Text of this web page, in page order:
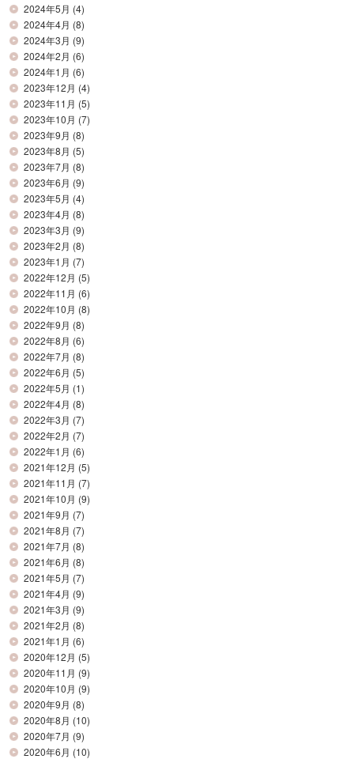
2024年5月 (4)
2024年4月 (8)
2024年3月 (9)
2024年2月 (6)
2024年1月 (6)
2023年12月 (4)
2023年11月 (5)
2023年10月 (7)
2023年9月 (8)
2023年8月 (5)
2023年7月 (8)
2023年6月 (9)
2023年5月 (4)
2023年4月 (8)
2023年3月 (9)
2023年2月 (8)
2023年1月 (7)
2022年12月 (5)
2022年11月 (6)
2022年10月 (8)
2022年9月 (8)
2022年8月 (6)
2022年7月 (8)
2022年6月 (5)
2022年5月 (1)
2022年4月 (8)
2022年3月 (7)
2022年2月 (7)
2022年1月 (6)
2021年12月 (5)
2021年11月 (7)
2021年10月 (9)
2021年9月 (7)
2021年8月 (7)
2021年7月 (8)
2021年6月 (8)
2021年5月 (7)
2021年4月 (9)
2021年3月 (9)
2021年2月 (8)
2021年1月 (6)
2020年12月 (5)
2020年11月 (9)
2020年10月 (9)
2020年9月 (8)
2020年8月 (10)
2020年7月 (9)
2020年6月 (10)